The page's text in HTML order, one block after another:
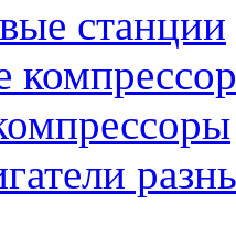
станции